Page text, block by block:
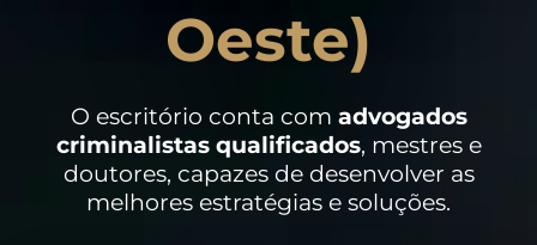
Oeste)
O escritório conta com advogados
criminalistasqualificados, mestres e
doutores, capazes de desenvolver as
melhores estratégias e soluções.